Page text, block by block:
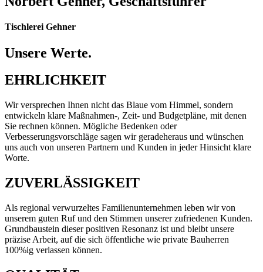
Tischlerei Gehner
Unsere Werte.
EHRLICHKEIT
Wir versprechen Ihnen nicht das Blaue vom Himmel, sondern
entwickeln klare Maßnahmen-, Zeit- und Budgetpläne, mit denen
Sie rechnen können. Mögliche Bedenken oder
Verbesserungsvorschläge sagen wir geradeheraus und wünschen
uns auch von unseren Partnern und Kunden in jeder Hinsicht klare
Worte.
ZUVERLÄSSIGKEIT
Als regional verwurzeltes Familienunternehmen leben wir von
unserem guten Ruf und den Stimmen unserer zufriedenen Kunden.
Grundbaustein dieser positiven Resonanz ist und bleibt unsere
präzise Arbeit, auf die sich öffentliche wie private Bauherren
100%ig verlassen können.